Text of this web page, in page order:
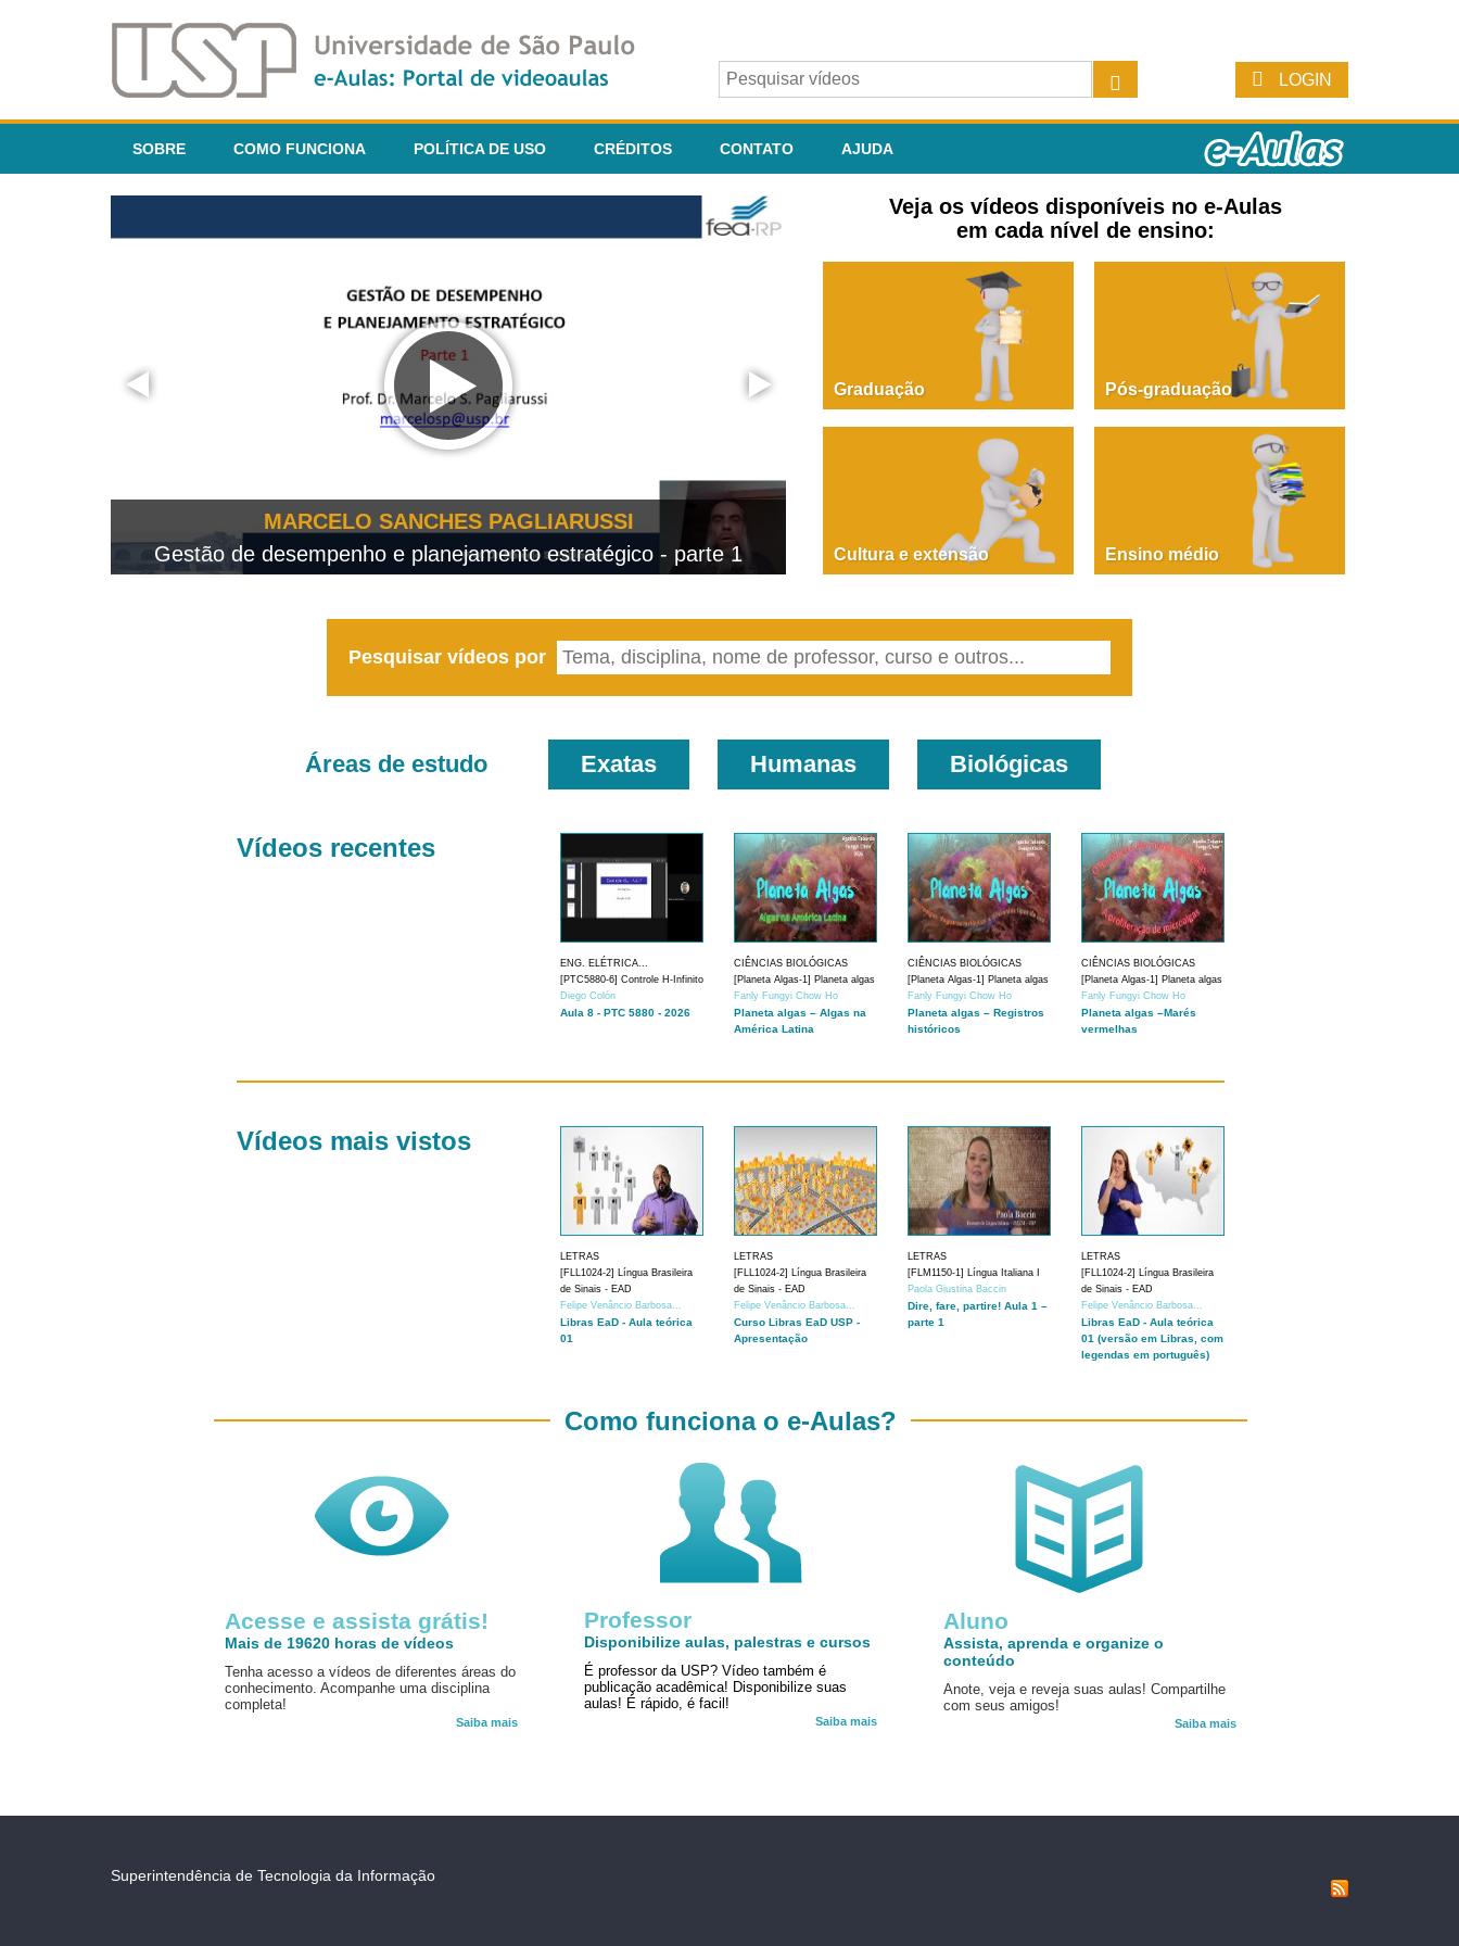
LOGIN
SOBRE COMO FUNCIONA POLÍTICA DE USO CRÉDITOS CONTATO AJUDA
MARCELO SANCHES PAGLIARUSSI
Gestão de desempenho e planejamento estratégico - parte 1
PAOLA GIUSTINA BACCIN
Dire, fare, partire! Aula 1 – parte 1
Veja os vídeos disponíveis no e-Aulas
em cada nível de ensino:
Graduação Pós-graduação
Cultura e extensão Ensino médio
Pesquisar vídeos por
Áreas de estudo Exatas Humanas Biológicas
Vídeos recentes
ENG. ELÉTRICA...
[PTC5880-6] Controle H-Infinito
Diego Colón
Aula 8 - PTC 5880 - 2026
CIÊNCIAS BIOLÓGICAS
[Planeta Algas-1] Planeta algas
Fanly Fungyi Chow Ho
Planeta algas – Algas na
América Latina
CIÊNCIAS BIOLÓGICAS
[Planeta Algas-1] Planeta algas
Fanly Fungyi Chow Ho
Planeta algas – Registros
históricos
CIÊNCIAS BIOLÓGICAS
[Planeta Algas-1] Planeta algas
Fanly Fungyi Chow Ho
Planeta algas –Marés
vermelhas
Vídeos mais vistos
LETRAS
[FLL1024-2] Língua Brasileira
de Sinais - EAD
Felipe Venâncio Barbosa...
Libras EaD - Aula teórica
01
LETRAS
[FLL1024-2] Língua Brasileira
de Sinais - EAD
Felipe Venâncio Barbosa...
Curso Libras EaD USP -
Apresentação
LETRAS
[FLM1150-1] Língua Italiana I
Paola Giustina Baccin
Dire, fare, partire! Aula 1 –
parte 1
LETRAS
[FLL1024-2] Língua Brasileira
de Sinais - EAD
Felipe Venâncio Barbosa...
Libras EaD - Aula teórica
01 (versão em Libras, com
legendas em português)
Acesse e assista grátis!
Mais de 19620 horas de vídeos
Tenha acesso a vídeos de diferentes áreas do
conhecimento. Acompanhe uma disciplina
completa!
Saiba mais
Aluno
Assista, aprenda e organize o
conteúdo
Anote, veja e reveja suas aulas! Compartilhe
com seus amigos!
Saiba mais
Como funciona o e-Aulas?
Professor
Disponibilize aulas, palestras e cursos
É professor da USP? Vídeo também é
publicação acadêmica! Disponibilize suas
aulas! É rápido, é facil!
Saiba mais
Superintendência de Tecnologia da Informação